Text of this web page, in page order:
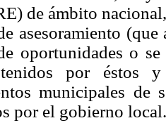
de ámbito
asesoramiento
oportunidades o
por éstos y
municipales de
por el gobierno local.